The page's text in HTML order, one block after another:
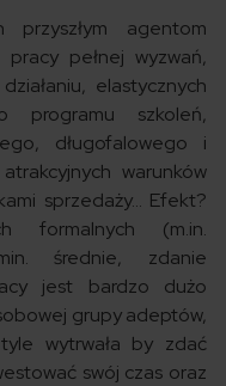
przyszłym agentom
pełnej wyzwań,
elastycznych
programu szkoleń,
długofalowego i
warunków
sprzedaży… Efekt?
formalnych (m.in.
średnie, zdanie
jest bardzo dużo
grupy adeptów,
wytrwała by zdać
swój czas oraz